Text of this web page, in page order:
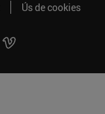
Ús de cookies